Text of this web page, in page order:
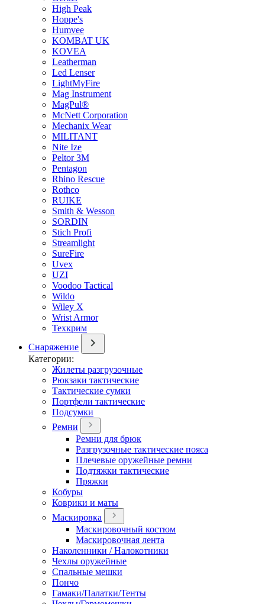
High Peak
Hoppe's
Humvee
KOMBAT UK
KOVEA
Leatherman
Led Lenser
LightMyFire
Mag Instrument
MagPul®
McNett Corporation
Mechanix Wear
MILITANT
Nite Ize
Peltor 3M
Pentagon
Rhino Rescue
Rothco
RUIKE
Smith & Wesson
SORDIN
Stich Profi
Streamlight
SureFire
Uvex
UZI
Voodoo Tactical
Wildo
Wiley X
Wrist Armor
Техкрим
Снаряжение
Категории:
Жилеты разгрузочные
Рюкзаки тактические
Тактические сумки
Портфели тактические
Подсумки
Ремни
Ремни для брюк
Разгрузочные тактические пояса
Плечевые оружейные ремни
Подтяжки тактические
Пряжки
Кобуры
Коврики и маты
Маскировка
Маскировочный костюм
Маскировочная лента
Наколенники / Налокотники
Чехлы оружейные
Спальные мешки
Пончо
Гамаки/Палатки/Тенты